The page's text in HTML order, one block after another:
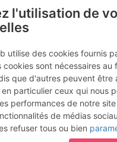
Brulé :
Mercredi 24
l'utilisation de
utilise des cookies fournis
cookies sont nécessaires au
que d'autres peuvent être
particulier ceux qui nous
performances de notre
de médias
refuser tous ou bien